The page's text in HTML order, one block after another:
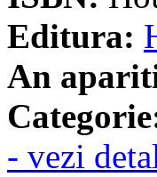
Editura:
An
- vezi